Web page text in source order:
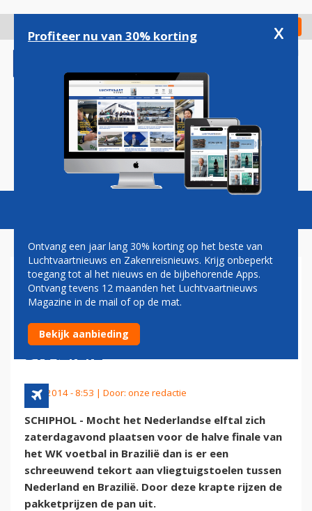
gaan
Check in
Magazine Podcasts Vacatures
TE WEINIG
VLIEGTUIGSTOELEN
BESCHIKBAAR NAAR
BRAZILIË
5 juli 2014 - 8:53 | Door: onze redactie
SCHIPHOL - Mocht het Nederlandse elftal zich
zaterdagavond plaatsen voor de halve finale van
het WK voetbal in Brazilië dan is er een
schreeuwend tekort aan vliegtuigstoelen tussen
Nederland en Brazilië. Door deze krapte rijzen de
pakketprijzen de pan uit.
Profiteer nu van 30% korting x
Ontvang een jaar lang 30% korting op het beste van
Luchtvaartnieuws en Zakenreisnieuws. Krijg onbeperkt
toegang tot al het nieuws en de bijbehorende Apps.
Ontvang tevens 12 maanden het Luchtvaartnieuws
Magazine in de mail of op de mat.
Bekijk aanbieding